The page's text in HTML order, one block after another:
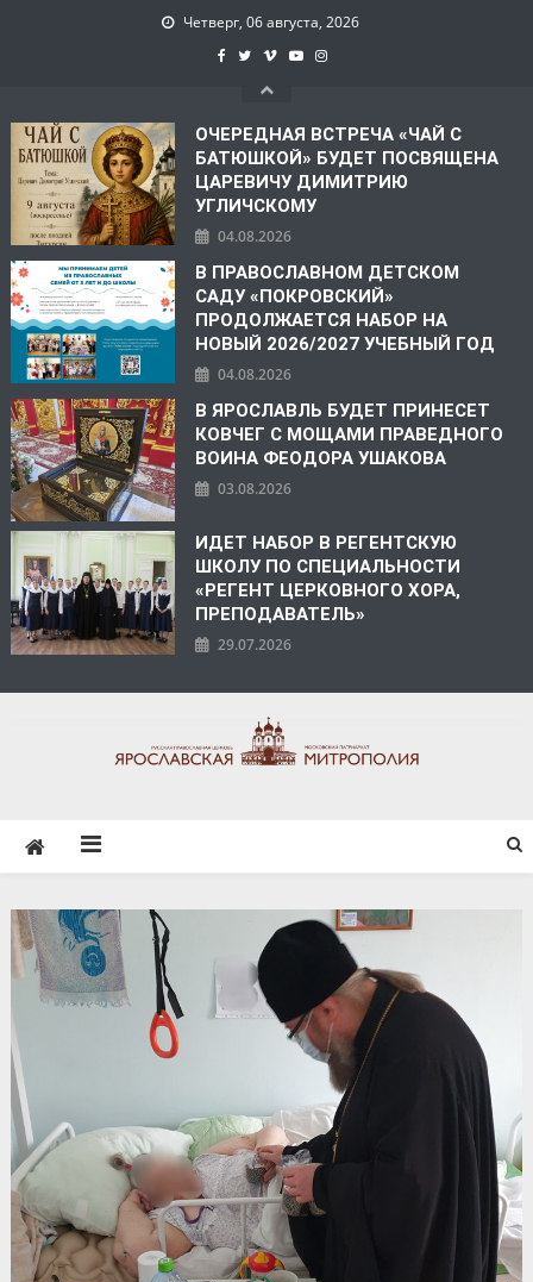
Четверг, 06 августа, 2026
ОЧЕРЕДНАЯ ВСТРЕЧА «ЧАЙ С
БАТЮШКОЙ» БУДЕТ ПОСВЯЩЕНА
ЦАРЕВИЧУ ДИМИТРИЮ
УГЛИЧСКОМУ
04.08.2026
В ПРАВОСЛАВНОМ ДЕТСКОМ
САДУ «ПОКРОВСКИЙ»
ПРОДОЛЖАЕТСЯ НАБОР НА
НОВЫЙ 2026/2027 УЧЕБНЫЙ ГОД
04.08.2026
В ЯРОСЛАВЛЬ БУДЕТ ПРИНЕСЕТ
КОВЧЕГ С МОЩАМИ ПРАВЕДНОГО
ВОИНА ФЕОДОРА УШАКОВА
03.08.2026
ИДЕТ НАБОР В РЕГЕНТСКУЮ
ШКОЛУ ПО СПЕЦИАЛЬНОСТИ
«РЕГЕНТ ЦЕРКОВНОГО ХОРА,
ПРЕПОДАВАТЕЛЬ»
29.07.2026